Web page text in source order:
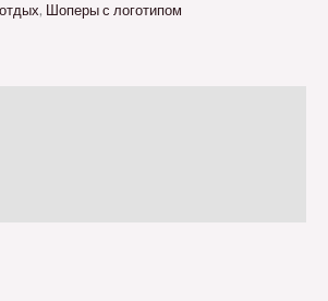
, Шоперы с логотипом